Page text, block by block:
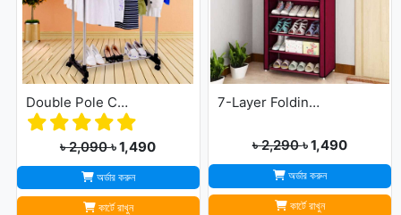
Double Pole Cloth Rack - Stainless Steel
৳ 2,090৳ 1,490
অর্ডার করুন
কার্টে রাখুন
7-Layer Folding Cloth Shoe Rack
৳ 2,290৳ 1,490
অর্ডার করুন
কার্টে রাখুন